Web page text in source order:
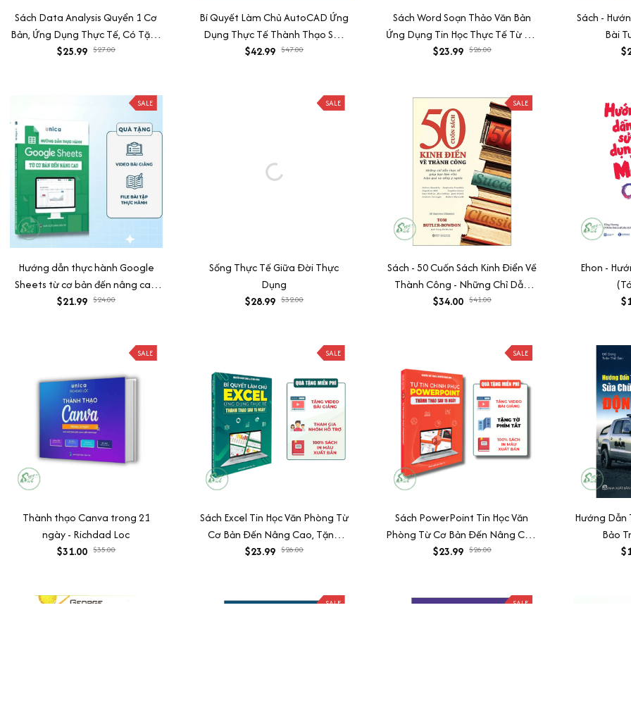
Sách Data Analysis Quyển 1 Cơ
Bản, Ứng Dụng Thực Tế, Có Tặng
Kèm Video Hướng Dẫn
$25.99 $27.00
Bí Quyết Làm Chủ AutoCAD Ứng
Dụng Thực Tế Thành Thạo Sau
21 Ngày
$42.99 $47.00
Sách Word Soạn Thảo Văn Bản
Ứng Dụng Tin Học Thực Tế Từ Cơ
Bản Đến Nâng Cao Có Tặng
$23.99 $26.00
Sách -
Bài
SALE
Hướng dẫn thực hành Google
Sheets từ cơ bản đến nâng cao
kèm video bài giảng
$21.99 $24.00
SALE
Sống Thực Tế Giữa Đời Thực
Dụng
$28.99 $32.00
SALE
Sách - 50 Cuốn Sách Kinh Điển Về
Thành Công - Những Chỉ Dẫn
Thực Tế Giúp Bạn Làm Việc Hiệu
$34.00 $41.00
Ehon -
SALE
Thành thạo Canva trong 21
ngày - Richdad Loc
$31.00 $35.00
SALE
Sách Excel Tin Học Văn Phòng Từ
Cơ Bản Đến Nâng Cao, Tặng
Video Hướng Dẫn + File Thực
$23.99 $26.00
SALE
Sách PowerPoint Tin Học Văn
Phòng Từ Cơ Bản Đến Nâng Cao
Cho Người Đi Làm + Tặng Kèm
$23.99 $26.00
Hướng Dẫn
Bảo
SALE SALE